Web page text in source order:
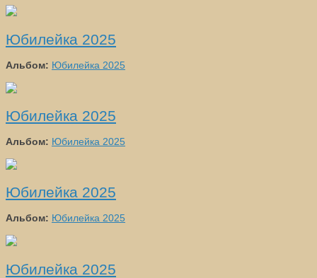
Юбилейка 2025
Альбом: Юбилейка 2025
Юбилейка 2025
Альбом: Юбилейка 2025
Юбилейка 2025
Альбом: Юбилейка 2025
Юбилейка 2025